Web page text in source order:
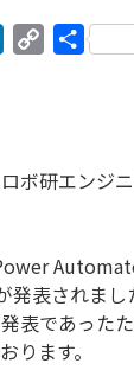
会
者育成支援
用支援
ービス
LinkedIn
Copy共
ボ研エンジ
表されまし
表であった
ります。